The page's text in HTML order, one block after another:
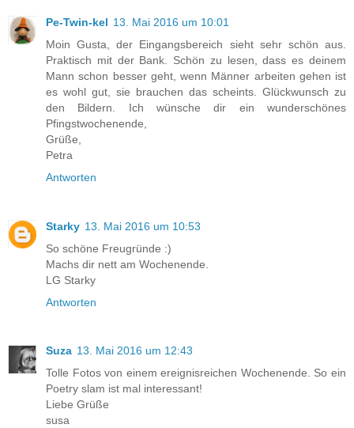
Pe-Twin-kel 13. Mai 2016 um 10:01
Moin Gusta, der Eingangsbereich sieht sehr schön aus.
Praktisch mit der Bank. Schön zu lesen, dass es deinem
Mann schon besser geht, wenn Männer arbeiten gehen ist
es wohl gut, sie brauchen das scheints. Glückwunsch zu
den Bildern. Ich wünsche dir ein wunderschönes
Pfingstwochenende,
Grüße,
Petra
Antworten
Starky 13. Mai 2016 um 10:53
So schöne Freugründe :)
Machs dir nett am Wochenende.
LG Starky
Antworten
Suza 13. Mai 2016 um 12:43
Tolle Fotos von einem ereignisreichen Wochenende. So ein
Poetry slam ist mal interessant!
Liebe Grüße
susa